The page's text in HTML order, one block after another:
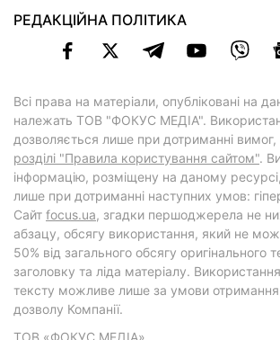
РЕДАКЦІЙНА ПОЛІТИКА
Всі права на матеріали, опубліковані на
належать ТОВ "ФОКУС МЕДІА".
дозволяється лише при дотриманні вимог,
розділі "Правила користування сайтом".
інформацію, розміщену на даному
лише при дотриманні наступних умов:
Cайт focus.ua, згадки першоджерела не
абзацу, обсягу використання, який не
50% від загального обсягу оригінального
заголовку та ліда матеріалу.
тексту можливе лише за умови
дозволу Компанії.
ТОВ «ФОКУС МЕДІА»